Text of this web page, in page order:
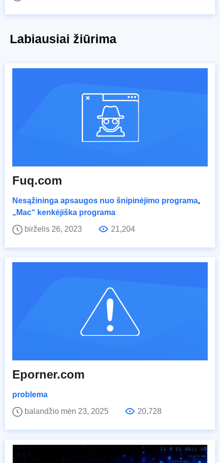
Labiausiai žiūrima
Fuq.com
Nesąžininga apsaugos nuo šnipinėjimo programa,
„Mac“ kenkėjiška programa
birželis 26, 2023
21,204
Eporner.com
problema
balandžio mėn 23, 2025
20,728